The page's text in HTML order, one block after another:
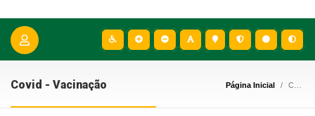
Covid - Vacinação Página Inicial Covid - Vacinação